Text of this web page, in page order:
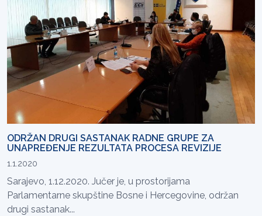
ODRŽAN DRUGI SASTANAK RADNE GRUPE ZA
UNAPREĐENJE REZULTATA PROCESA REVIZIJE
1.1.2020
Sarajevo, 1.12.2020. Jučer je, u prostorijama
Parlamentarne skupštine Bosne i Hercegovine, održan
drugi sastanak...